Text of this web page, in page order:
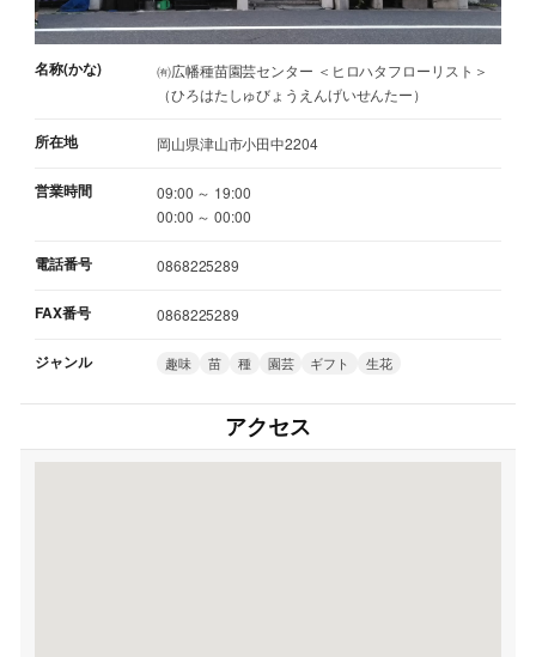
名称(かな)
㈲広幡種苗園芸センター ＜ヒロハタフローリスト＞
（ひろはたしゅびょうえんげいせんたー）
所在地 岡山県津山市小田中2204
営業時間
09:00 ～ 19:00
00:00 ～ 00:00
電話番号 0868225289
FAX番号 0868225289
ジャンル 趣味 苗 種 園芸 ギフト 生花
アクセス